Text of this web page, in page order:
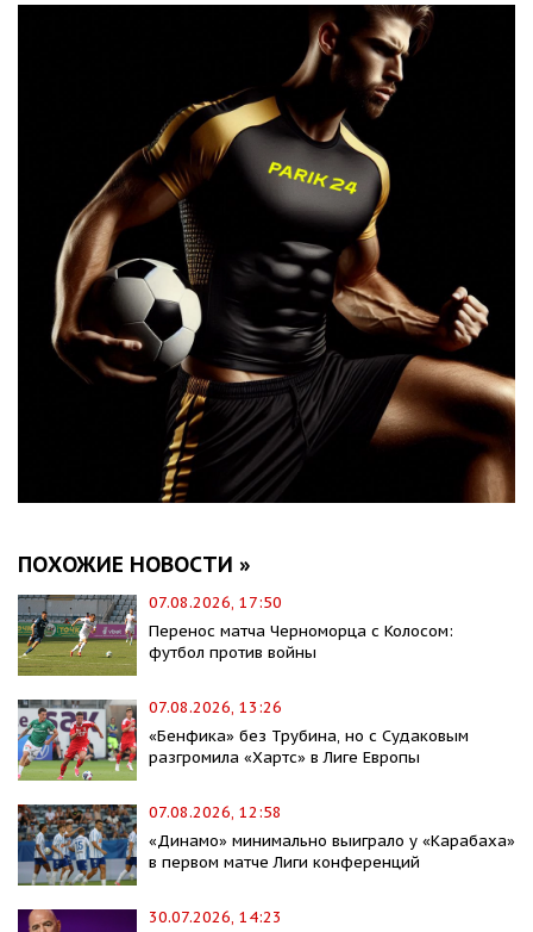
ПОХОЖИЕ НОВОСТИ »
07.08.2026, 17:50
Перенос матча Черноморца с Колосом:
футбол против войны
07.08.2026, 13:26
«Бенфика» без Трубина, но с Судаковым
разгромила «Хартс» в Лиге Европы
07.08.2026, 12:58
«Динамо» минимально выиграло у «Карабаха»
в первом матче Лиги конференций
30.07.2026, 14:23